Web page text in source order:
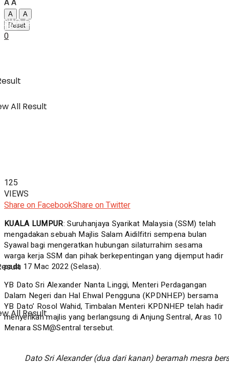
IBC
All Result
SWA Digital Malaysia
All Result
AA
A
A
Reset
0
125
VIEWS
Share on FacebookShare on Twitter
KUALA LUMPUR: Suruhanjaya Syarikat Malaysia (SSM) telah
mengadakan sebuah Majlis Salam Aidilfitri sempena bulan
Syawal bagi mengeratkan hubungan silaturrahim sesama
warga kerja SSM dan pihak berkepentingan yang dijemput hadir
pada 17 Mac 2022 (Selasa).
YB Dato Sri Alexander Nanta Linggi, Menteri Perdagangan
Dalam Negeri dan Hal Ehwal Pengguna (KPDNHEP) bersama
YB Dato’ Rosol Wahid, Timbalan Menteri KPDNHEP telah hadir
menyerikan majlis yang berlangsung di Anjung Sentral, Aras 10
Menara SSM@Sentral tersebut.
Dato Sri Alexander (dua dari kanan) beramah mesra